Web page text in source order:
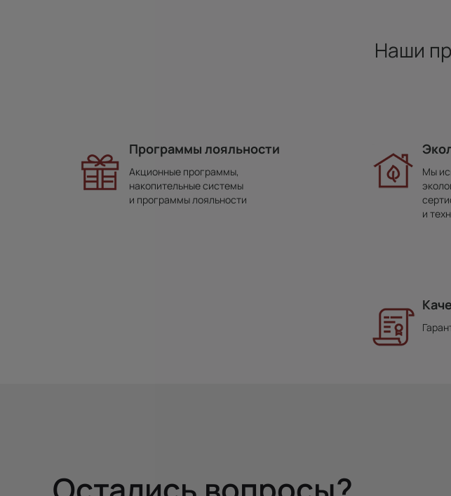
Наши
Программы лояльности
Акционные программы,
накопительные системы
и программы лояльности
Мы
и